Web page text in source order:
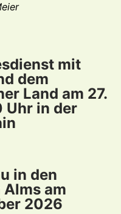
mit
dem
Land am 27.
Uhr in der
in den
am
2026